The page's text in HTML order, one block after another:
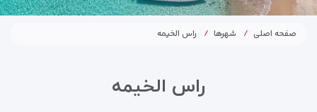
صفحه اصلی شهرها راس الخیمه
راس الخیمه